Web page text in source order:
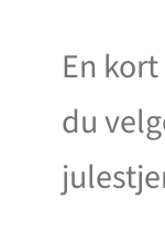
En
du